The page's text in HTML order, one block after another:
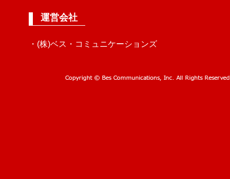
運営会社
・(株)ベス・コミュニケーションズ